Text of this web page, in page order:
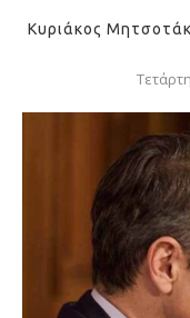
Κυριάκος